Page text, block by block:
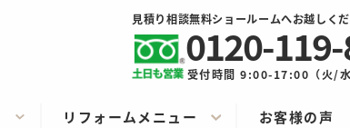
見積り相談無料ショールームへお越しく
0120-
受付時間 9:00-17:00（火/
リフォームメニュー お客様の声